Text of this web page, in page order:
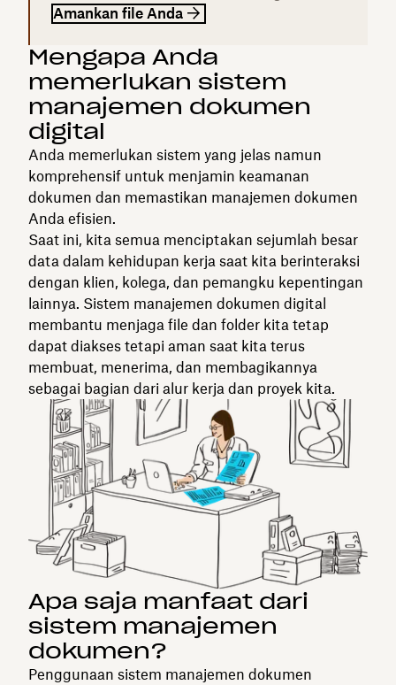
Amankan file Anda
Mengapa Anda
memerlukan sistem
manajemen dokumen
digital
Anda memerlukan sistem yang jelas namun
komprehensif untuk menjamin keamanan
dokumen dan memastikan manajemen dokumen
Anda efisien.
Saat ini, kita semua menciptakan sejumlah besar
data dalam kehidupan kerja saat kita berinteraksi
dengan klien, kolega, dan pemangku kepentingan
lainnya. Sistem manajemen dokumen digital
membantu menjaga file dan folder kita tetap
dapat diakses tetapi aman saat kita terus
membuat, menerima, dan membagikannya
sebagai bagian dari alur kerja dan proyek kita.
Apa saja manfaat dari
sistem manajemen
dokumen?
Penggunaan sistem manajemen dokumen